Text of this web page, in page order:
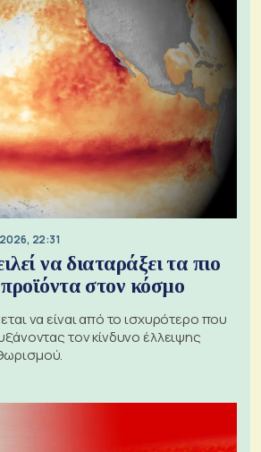
22:31
να διαταράξει τα πιο
στον κόσμο
να είναι από το ισχυρότερο που
τον κίνδυνο έλλειψης